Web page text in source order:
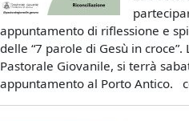
appuntamento di riflessione e
delle “7 parole di Gesù in croce”.
Pastorale Giovanile, si terrà
appuntamento al Porto Antico.